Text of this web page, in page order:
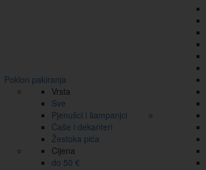
Poklon pakiranja
Vrsta
Sve
Pjenušci i šampanjci
Čaše i dekanteri
Žestoka pića
Cijena
do 50 €